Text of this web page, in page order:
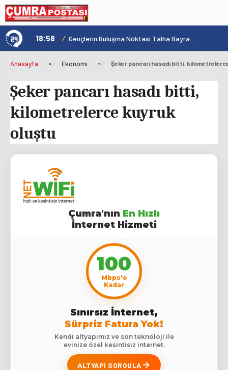
Konya'nın Zengin Mutfağı GastroFest'te Tanıtılacak 18:58 /
Anasayfa » Ekonomi » Şeker pancarı hasadı bitti,
Şeker pancarı hasadı bitti,
kilometrelerce kuyruk
oluştu
Çumra'nın En Hızlı
İnternet Hizmeti
100
Mbps'e
Kadar
Sınırsız İnternet,
Sürpriz Fatura Yok!
Kendi altyapımız ve son teknoloji ile
evinize özel kesintisiz internet.
ALTYAPI SORGULA